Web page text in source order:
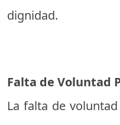
dignidad.
Falta de Voluntad
La falta de